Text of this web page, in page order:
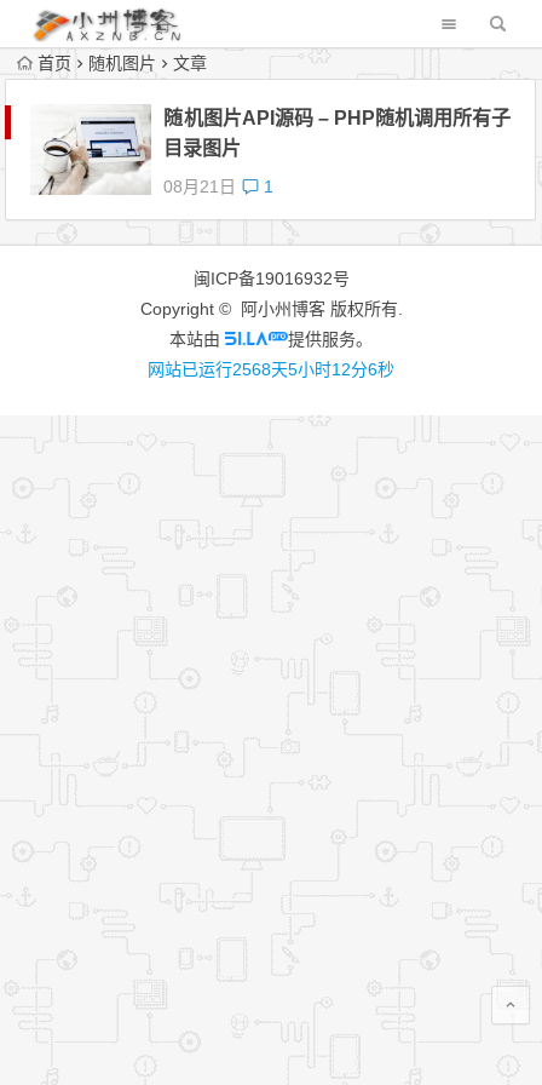
首页 随机图片 文章
随机图片API源码 – PHP随机调用所有子
目录图片
08月21日 1
闽ICP备19016932号
Copyright © 阿小州博客 版权所有.
本站由
提供服务。
网站已运行2568天5小时12分6秒